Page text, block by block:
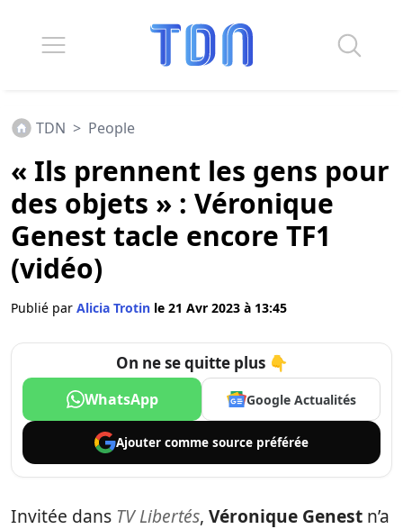
TDN > People
« Ils prennent les gens pour
des objets » : Véronique
Genest tacle encore TF1
(vidéo)
Publié par Alicia Trotin le 21 Avr 2023 à 13:45
On ne se quitte plus 👇
WhatsApp Google Actualités
Ajouter comme source préférée
Invitée dans TV Libertés, Véronique Genest n’a